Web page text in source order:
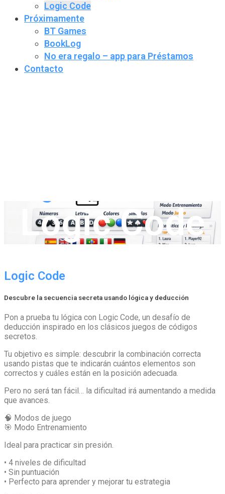
Logic Code
Próximamente
BT Games
BookLog
No era regalo – app para Préstamos
Contacto
Logic Code
Logic Code
Descubre la secuencia secreta usando lógica y deducción
Pon a prueba tu lógica con Logic Code, un desafío de
deducción inspirado en los clásicos juegos de códigos
secretos.
Tu objetivo es simple: descubrir la combinación correcta
usando pistas que te indicarán cuántos elementos son
correctos y cuáles están en la posición adecuada.
Pero no será tan fácil… la dificultad irá aumentando a medida
que avances.
🧠 Modos de juego
🎯 Modo Entrenamiento
Ideal para practicar sin presión.
• 4 niveles de dificultad
• Sin puntuación
• Perfecto para aprender y mejorar tu estrategia